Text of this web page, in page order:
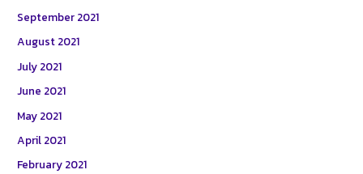
September 2021
August 2021
July 2021
June 2021
May 2021
April 2021
February 2021